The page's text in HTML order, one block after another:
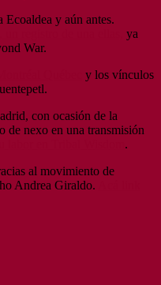
y aún antes.
ya
War.
y los vínculos
con ocasión de la
de nexo en una transmisión
.
al movimiento de
Andrea Giraldo.